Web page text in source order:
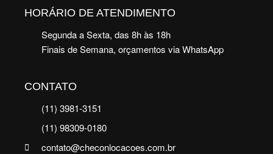
CONTATO
(11) 3981-3151
(11) 98309-0180
contato@checonlocacoes.com.br
HORÁRIO DE ATENDIMENTO
Segunda a Sexta, das 8h às 18h
Finais de Semana, orçamentos via WhatsApp